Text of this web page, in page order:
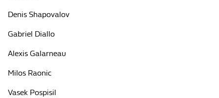
Denis Shapovalov
Gabriel Diallo
Alexis Galarneau
Milos Raonic
Vasek Pospisil